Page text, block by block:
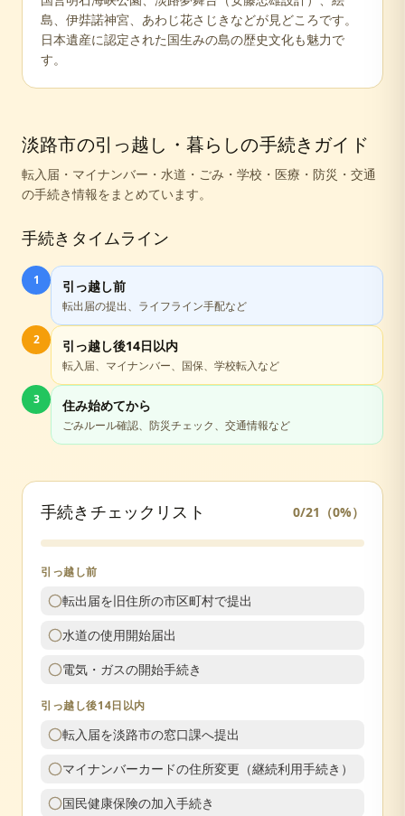
島、伊弉諾神宮、あわじ花さじきなどが見どころです。
日本遺産に認定された国生みの島の歴史文化も魅力で
す。
淡路市の引っ越し・暮らしの手続きガイド
転入届・マイナンバー・水道・ごみ・学校・医療・防災・交通
の手続き情報をまとめています。
手続きタイムライン
1 引っ越し前
転出届の提出、ライフライン手配など
2 引っ越し後14日以内
転入届、マイナンバー、国保、学校転入など
3 住み始めてから
ごみルール確認、防災チェック、交通情報など
手続きチェックリスト 0/21 （0%）
引っ越し前
転出届を旧住所の市区町村で提出
水道の使用開始届出
電気・ガスの開始手続き
引っ越し後14日以内
転入届を淡路市の窓口課へ提出
マイナンバーカードの住所変更（継続利用手続き）
国民健康保険の加入手続き